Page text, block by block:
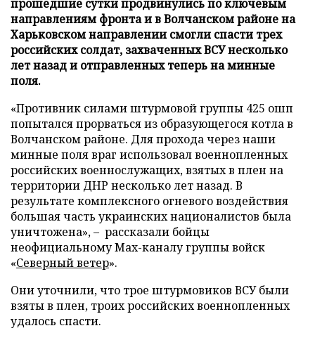
прошедшие сутки продвинулись по ключевым
направлениям фронта и в Волчанском районе на
Харьковском направлении смогли спасти трех
российских солдат, захваченных ВСУ несколько
лет назад и отправленных теперь на минные
поля.
«Противник силами штурмовой группы 425 ошп
попытался прорваться из образующегося котла в
Волчанском районе. Для прохода через наши
минные поля враг использовал военнопленных
российских военнослужащих, взятых в плен на
территории ДНР несколько лет назад. В
результате комплексного огневого воздействия
большая часть украинских националистов была
уничтожена», – рассказали бойцы
неофициальному Max-каналу группы войск
«Северный ветер».
Они уточнили, что трое штурмовиков ВСУ были
взяты в плен, троих российских военнопленных
удалось спасти.